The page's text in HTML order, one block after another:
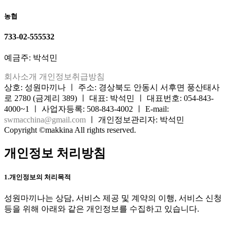
농협
733-02-555532
예금주: 박석민
회사소개 개인정보취급방침
상호: 성원마끼나 ㅣ 주소: 경상북도 안동시 서후면 풍산태사
로 2780 (금계리 389) ㅣ 대표: 박석민 ㅣ 대표번호: 054-843-
4000~1 ㅣ 사업자등록: 508-843-4002 ㅣ E-mail:
swmacchina@gmail.com ㅣ 개인정보관리자: 박석민
Copyright ©makkina All rights reserved.
개인정보 처리방침
1.개인정보의 처리목적
성원마끼나는 상담, 서비스 제공 및 계약의 이행, 서비스 신청
등을 위해 아래와 같은 개인정보를 수집하고 있습니다.